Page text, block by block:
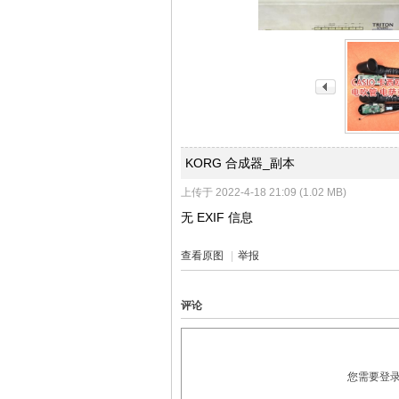
店-
KORG 合成器_副本
上传于 2022-4-18 21:09 (1.02 MB)
无 EXIF 信息
查看原图 举报
评论
您需要登